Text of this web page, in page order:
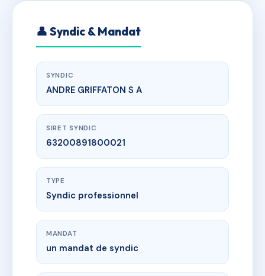
👤 Syndic & Mandat
SYNDIC
ANDRE GRIFFATON S A
SIRET SYNDIC
63200891800021
TYPE
Syndic professionnel
MANDAT
un mandat de syndic